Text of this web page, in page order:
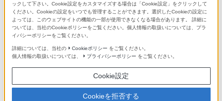
ックして下さい。Cookie設定をカスタマイズする場合は「Cookie設定」をクリックして
ください。Cookieの設定をいつでも管理することができます。選択したCookieの設定に
よっては、このウェブサイトの機能の一部が使用できなくなる場合があります。 詳細に
ついては、当社のCookieポリシーをご覧ください。個人情報の取扱いについては、プラ
イバシーポリシーをご覧ください。
詳細については、当社の Cookieポリシー をご覧ください。
個人情報の取扱いについては、
プライバシーポリシー をご覧ください。
Cookie設定
Cookieを拒否する